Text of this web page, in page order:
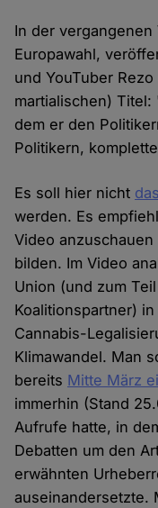
In der
Europawahl,
und YouTuber
martialischen) Titel:
dem er den
Politikern,
Es soll hier nicht
werden. Es
Video
bilden. Im Video
Union (und zum
Koalitionspartner)
Cannabis-
Klimawandel. Man
bereits Mitte März
immerhin (Stand
Aufrufe hatte, in
Debatten um den
erwähnten
auseinandersetzte.